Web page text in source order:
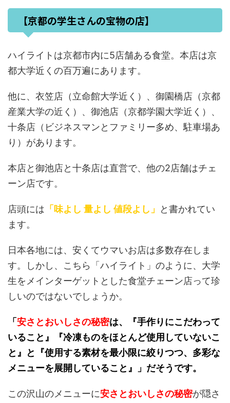
【京都の学生さんの宝物の店】
ハイライトは京都市内に5店舗ある食堂。本店は京
都大学近くの百万遍にあります。
他に、衣笠店（立命館大学近く）、御園橋店（京都
産業大学の近く）、御池店（京都学園大学近く）、
十条店（ビジネスマンとファミリー多め、駐車場あ
り）があります。
本店と御池店と十条店は直営で、他の2店舗はチェ
ーン店です。
店頭には 「味よし 量よし 値段よし」
と書かれてい
ます。
日本各地には、安くてウマいお店は多数存在しま
す。しかし、こちら「ハイライト」のように、大学
生をメインターゲットとした食堂チェーン店って珍
しいのではないでしょうか。
「安さとおいしさの秘密は、『手作りにこだわって
いること』『冷凍ものをほとんど使用していないこ
と』と『使用する素材を最小限に絞りつつ、多彩な
メニューを展開していること』」だそうです。
この沢山のメニューに安さとおいしさの秘密が隠さ